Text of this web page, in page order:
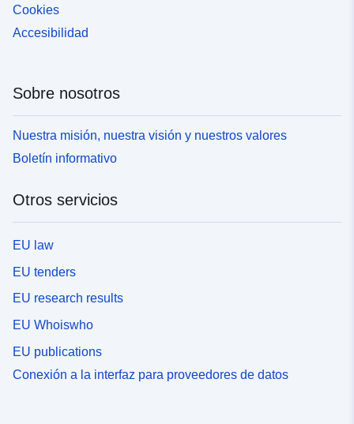
Cookies
Accesibilidad
Sobre nosotros
Nuestra misión, nuestra visión y nuestros valores
Boletín informativo
Otros servicios
EU law
EU tenders
EU research results
EU Whoiswho
EU publications
Conexión a la interfaz para proveedores de datos